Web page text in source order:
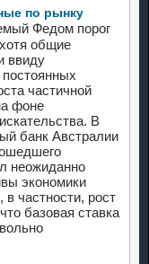
по рынку
Федом порог
общие
ввиду
частичной
фоне
В
банк Австралии
неожиданно
экономики
в частности, рост
базовая ставка